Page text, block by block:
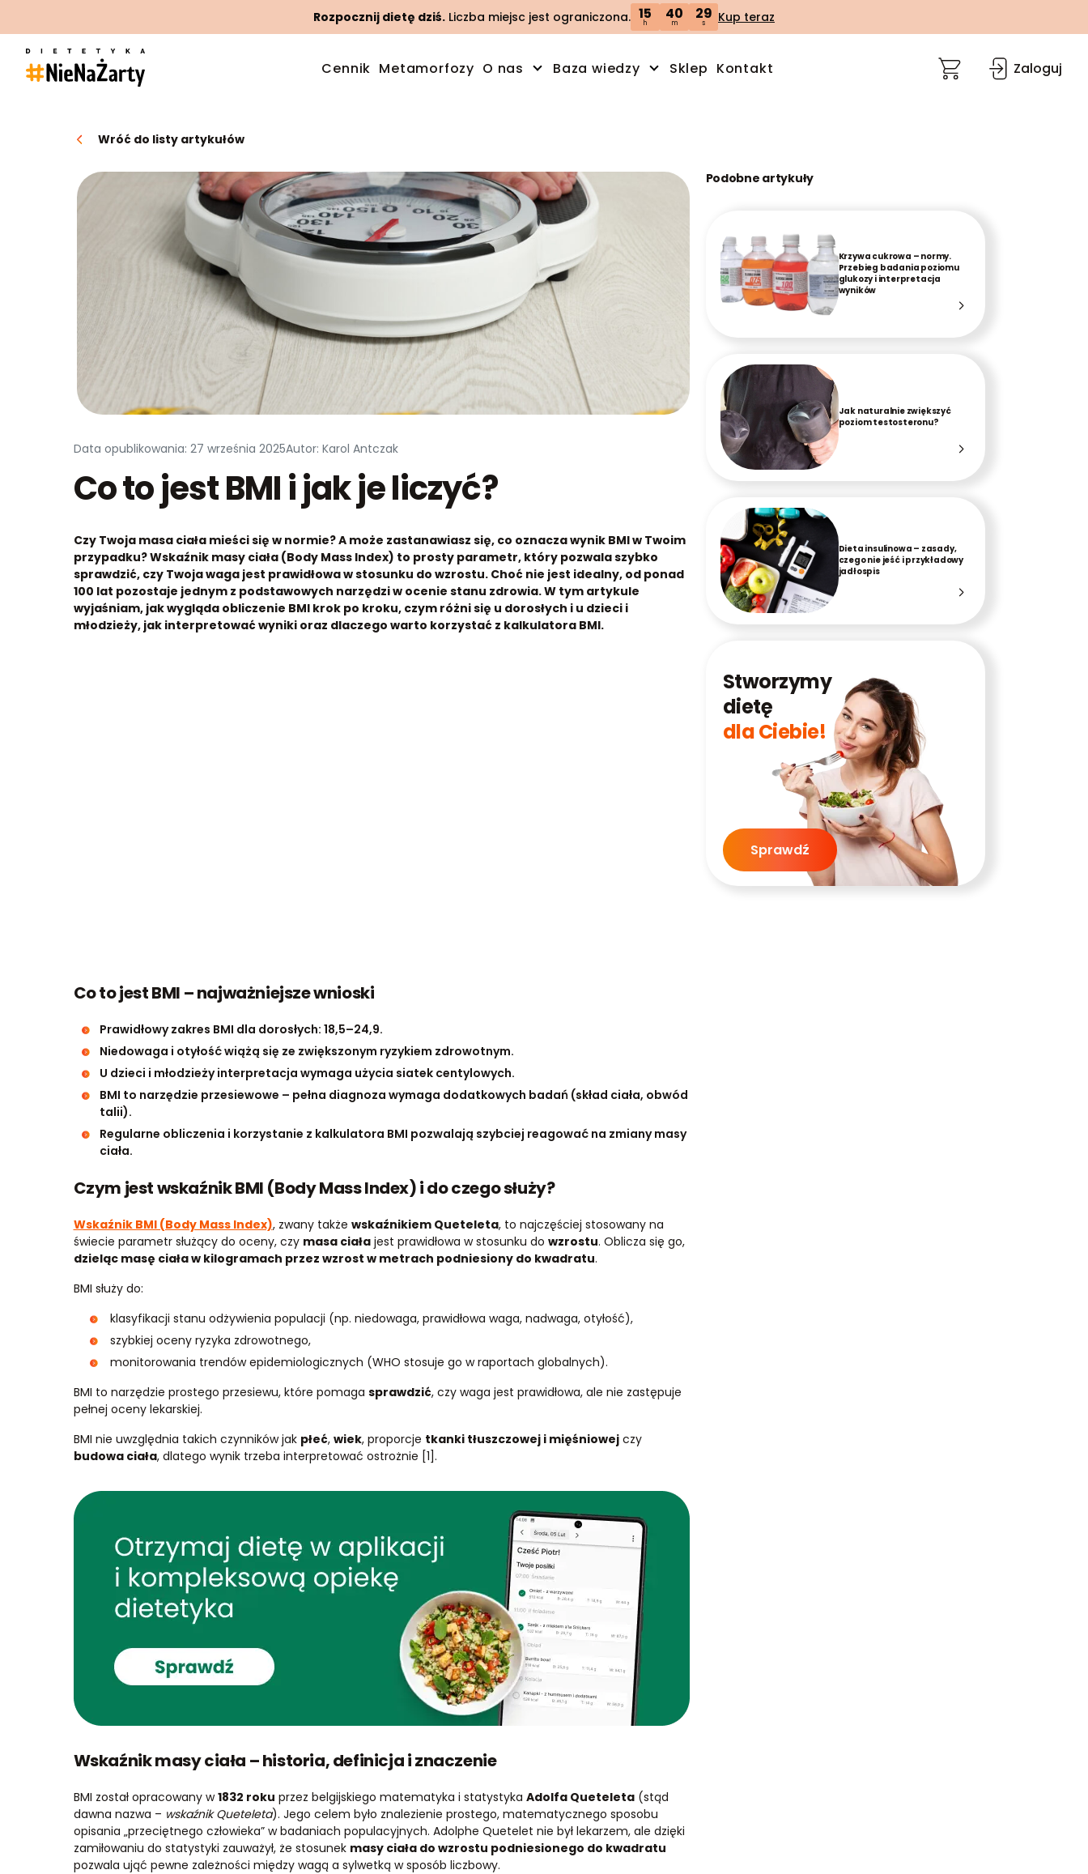
Rozpocznij dietę dziś. Liczba miejsc jest ograniczona. 15
h
40
m
28
s Kup teraz
Cennik Metamorfozy O nas Baza wiedzy Sklep Kontakt Zaloguj
Wróć do listy artykułów
Data opublikowania: 27 września 2025Autor: Karol Antczak
Co to jest BMI i jak je liczyć?
Czy Twoja masa ciała mieści się w normie? A może zastanawiasz się, co oznacza wynik BMI w Twoim
przypadku? Wskaźnik masy ciała (Body Mass Index) to prosty parametr, który pozwala szybko
sprawdzić, czy Twoja waga jest prawidłowa w stosunku do wzrostu. Choć nie jest idealny, od ponad
100 lat pozostaje jednym z podstawowych narzędzi w ocenie stanu zdrowia. W tym artykule
wyjaśniam, jak wygląda obliczenie BMI krok po kroku, czym różni się u dorosłych i u dzieci i
młodzieży, jak interpretować wyniki oraz dlaczego warto korzystać z kalkulatora BMI.
Co to jest BMI – najważniejsze wnioski
Prawidłowy zakres BMI dla dorosłych: 18,5–24,9.
Niedowaga i otyłość wiążą się ze zwiększonym ryzykiem zdrowotnym.
U dzieci i młodzieży interpretacja wymaga użycia siatek centylowych.
BMI to narzędzie przesiewowe – pełna diagnoza wymaga dodatkowych badań (skład ciała, obwód
talii).
Regularne obliczenia i korzystanie z kalkulatora BMI pozwalają szybciej reagować na zmiany masy
ciała.
Czym jest wskaźnik BMI (Body Mass Index) i do czego służy?
Wskaźnik BMI (Body Mass Index), zwany także wskaźnikiem Queteleta, to najczęściej stosowany na
świecie parametr służący do oceny, czy masa ciałajest prawidłowa w stosunku do wzrostu. Oblicza się go,
dzieląc masę ciała w kilogramach przez wzrost w metrach podniesiony do kwadratu.
BMI służy do:
klasyfikacji stanu odżywienia populacji (np. niedowaga, prawidłowa waga, nadwaga, otyłość),
szybkiej oceny ryzyka zdrowotnego,
monitorowania trendów epidemiologicznych (WHO stosuje go w raportach globalnych).
BMI to narzędzie prostego przesiewu, które pomaga sprawdzić, czy waga jest prawidłowa, ale nie zastępuje
pełnej oceny lekarskiej.
BMI nie uwzględnia takich czynników jak płeć, wiek, proporcje tkanki tłuszczowej i mięśniowejczy
budowa ciała, dlatego wynik trzeba interpretować ostrożnie [1].
Wskaźnik masy ciała – historia, definicja i znaczenie
BMI został opracowany w1832 roku przez belgijskiego matematyka i statystyka Adolfa Queteleta(stąd
dawna nazwa – wskaźnik Queteleta). Jego celem było znalezienie prostego, matematycznego sposobu
opisania „przeciętnego człowieka” w badaniach populacyjnych. Adolphe Quetelet nie był lekarzem, ale dzięki
zamiłowaniu do statystyki zauważył, że stosunek masy ciała do wzrostu podniesionego do kwadratu
pozwala ująć pewne zależności między wagą a sylwetką w sposób liczbowy.
Podobne artykuły
Krzywa cukrowa – normy.
Przebieg badania poziomu
glukozy i interpretacja
wyników
Jak naturalnie zwiększyć
poziom testosteronu?
Dieta insulinowa – zasady,
czego nie jeść i przykładowy
jadłospis
Stworzymy
dietę
dla Ciebie!
Sprawdź